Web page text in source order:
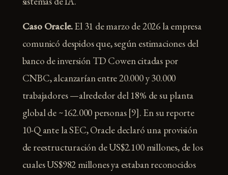
Caso Oracle.El 31 de marzo de 2026 la empresa
comunicó despidos que, según estimaciones del
banco de inversión TD Cowen citadas por
CNBC, alcanzarían entre 20.000 y 30.000
trabajadores —alrededor del 18% de su planta
global de ~162.000 personas [9]. En su reporte
10-Q ante la SEC, Oracle declaró una provisión
de reestructuración de US$2.100 millones, de los
cuales US$982 millones ya estaban reconocidos